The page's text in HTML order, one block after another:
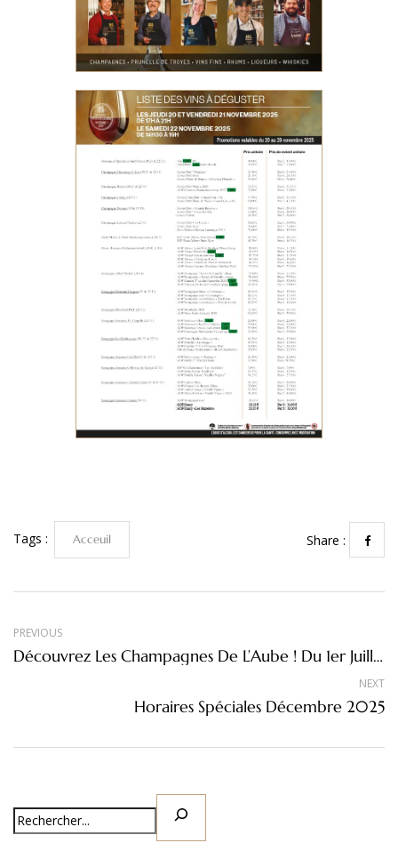
Tags : Acceuil Share :
PREVIOUS
Découvrez Les Champagnes De L’Aube ! Du 1er Juillet Au 30 Août 2025
NEXT
Horaires Spéciales Décembre 2025